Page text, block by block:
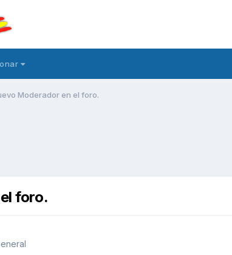
Moderador en el foro.
foro.